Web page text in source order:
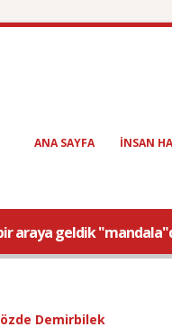
ANA SAYFA INSAN
araya geldik
Demirbilek